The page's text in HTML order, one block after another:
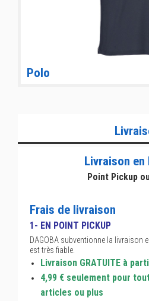
Polo
Livraison en
Point Pickup
Frais de livraison
1- EN POINT PICKUP
DAGOBA subventionne la livraison
est très fiable.
Livraison GRATUITE à
4,99 € seulement pour
articles ou plus